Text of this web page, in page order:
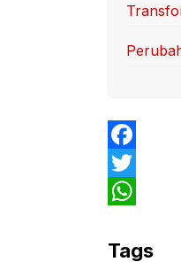
F
a
e
T
ih
Tags